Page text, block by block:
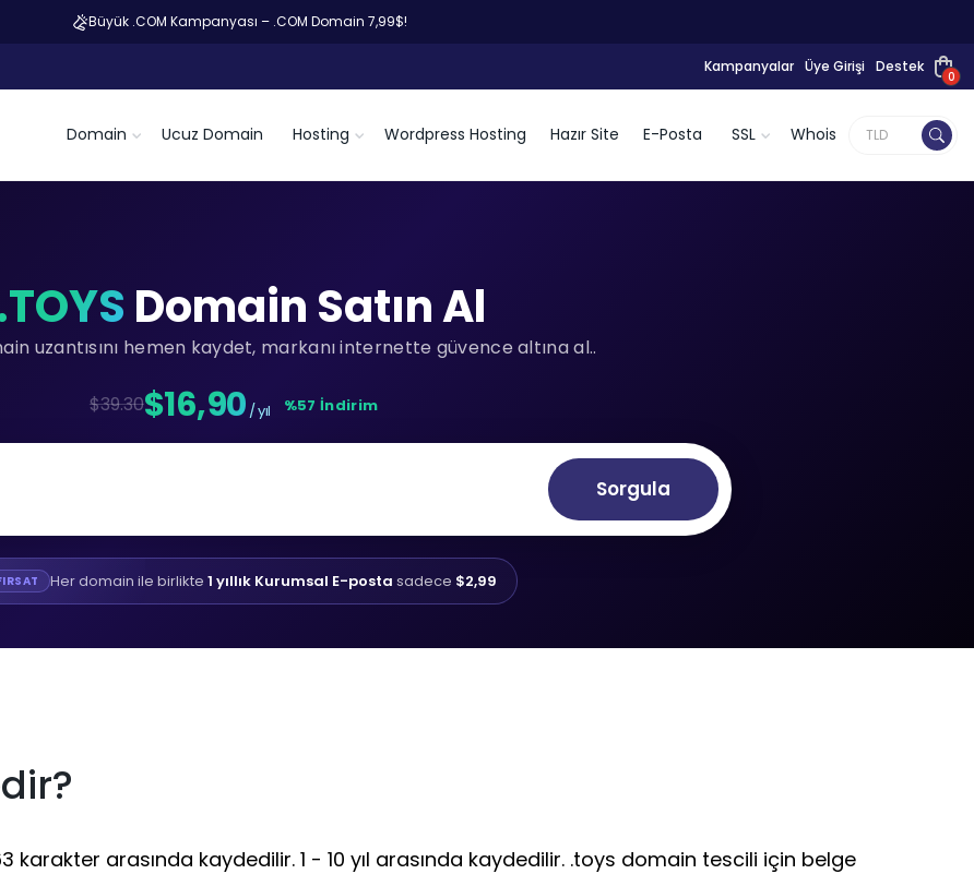
Büyük .COM Kampanyası – .COM Domain 7,99$!
Kampanyalar Üye Girişi Destek
0
Domain Ucuz Domain Hosting Wordpress Hosting Hazır Site E-Posta SSL Whois
Domain Satın Al
uzantısını hemen kaydet, markanı internette güvence altına al..
$39.30$16,90 / yıl %57 İndirim
Sorgula
Her domain ile birlikte 1 yıllık Kurumsal E-posta sadece $2,99
karakter arasında kaydedilir. 1 - 10 yıl arasında kaydedilir. .toys domain tescili için belge